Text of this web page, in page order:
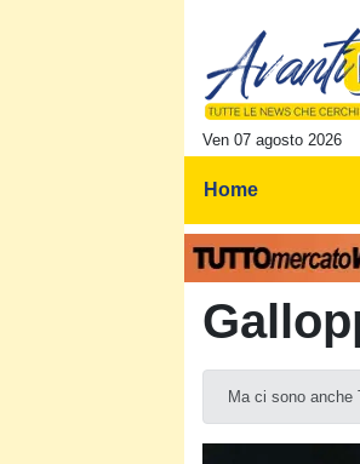
Ven 07 agosto 2026
Home
Ma ci sono anche